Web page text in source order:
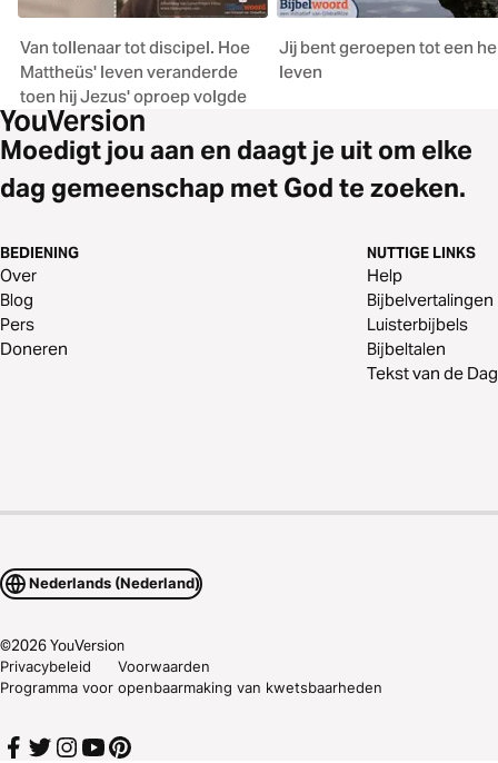
Van tollenaar tot discipel. Hoe
Mattheüs' leven veranderde
toen hij Jezus' oproep volgde
Jij bent geroepen tot een
leven
Moedigt jou aan en daagt je uit om elke
dag gemeenschap met God te zoeken.
BEDIENING
Over
Blog
Pers
Doneren
NUTTIGE LINKS
Help
Bijbelvertalingen
Luisterbijbels
Bijbeltalen
Tekst van de Dag
Nederlands (Nederland)
©2026YouVersion
Privacybeleid
Voorwaarden
Programma voor openbaarmaking van kwetsbaarheden